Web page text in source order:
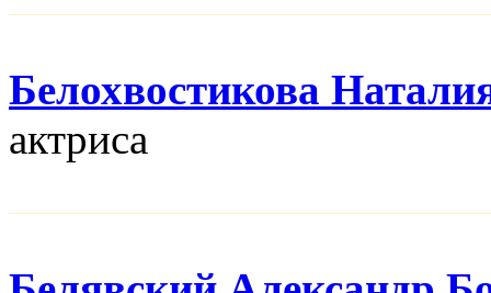
Белохвостикова
актриса